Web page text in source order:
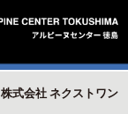
株式会社 ネクストワン